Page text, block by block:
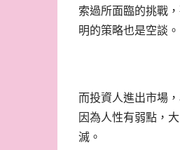
索過所面臨的挑戰
明的策略也是空談。
而投資人進出市場
因為人性有弱點，
滅。